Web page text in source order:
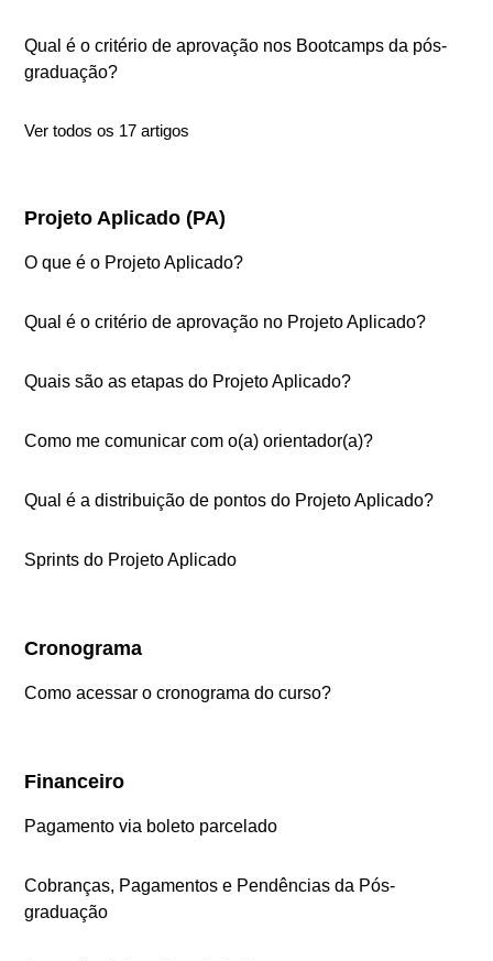
Qual é o critério de aprovação nos Bootcamps da pós-
graduação?
Ver todos os 17 artigos
Projeto Aplicado (PA)
O que é o Projeto Aplicado?
Qual é o critério de aprovação no Projeto Aplicado?
Quais são as etapas do Projeto Aplicado?
Como me comunicar com o(a) orientador(a)?
Qual é a distribuição de pontos do Projeto Aplicado?
Sprints do Projeto Aplicado
Cronograma
Como acessar o cronograma do curso?
Financeiro
Pagamento via boleto parcelado
Cobranças, Pagamentos e Pendências da Pós-
graduação